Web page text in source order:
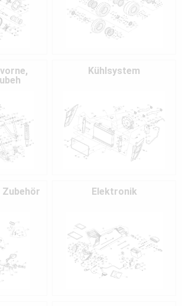
Kühlsystem
Zubehör Elektronik